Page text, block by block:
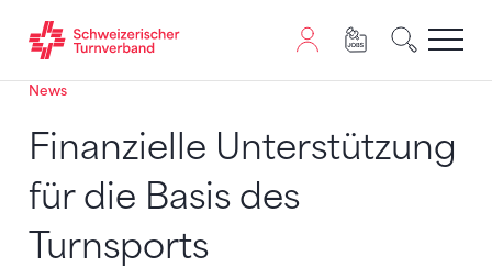
Zum Inhalt springen
Zur Sitemap navigieren
Zum Navigieren dieser Seite wird JavaScript benötigt.
News
Finanzielle Unterstützung
für die Basis des
Turnsports